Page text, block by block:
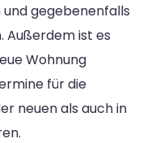
gegebenenfalls
Außerdem ist es
Wohnung
für die
neuen als auch in